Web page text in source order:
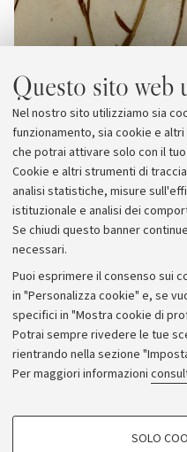
Questo sito web
Nel nostro sito utilizziamo sia
funzionamento, sia cookie e
che potrai attivare solo con il
Cookie e altri strumenti di
analisi statistiche, misure
istituzionale e analisi dei
Se chiudi questo banner
necessari.
Puoi esprimere il consenso sui
in "Personalizza cookie" e, se
specifici in "Mostra cookie di
Potrai sempre rivedere le tue
rientrando nella sezione
Per maggiori informazioni
COOKIE DI PROFILAZIONE
SOLO